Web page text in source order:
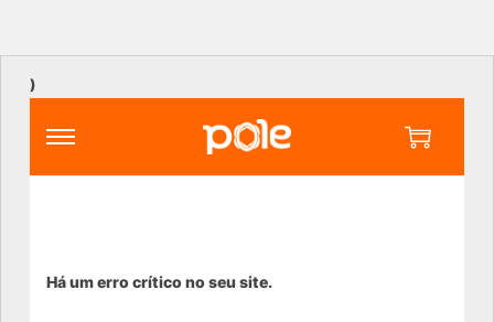
)
Há um erro crítico no seu site.